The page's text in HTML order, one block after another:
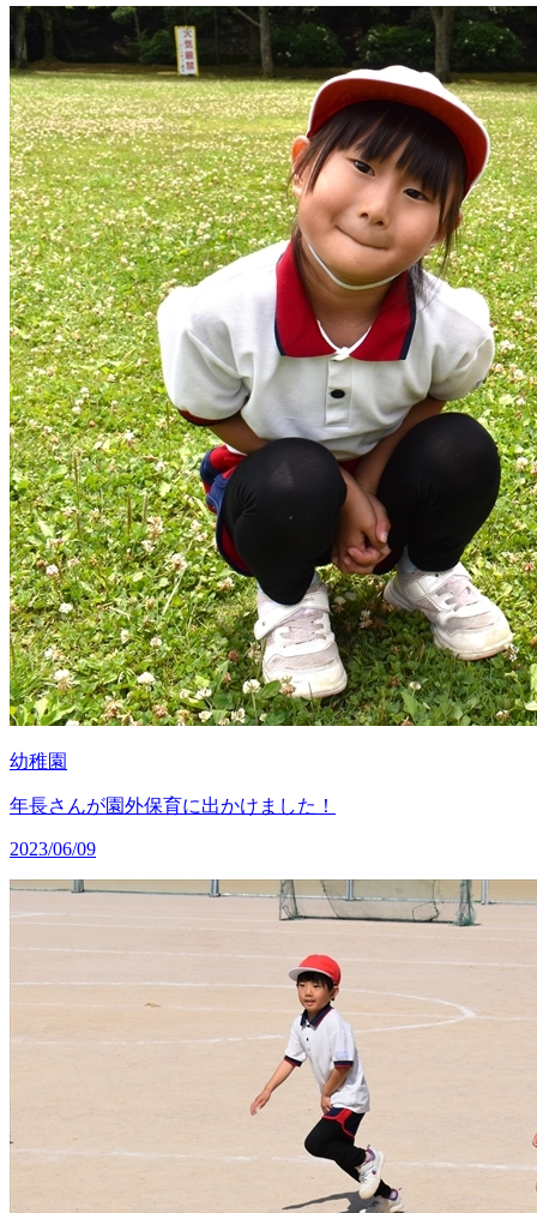
幼稚園
年長さんが園外保育に出かけました！
2023/06/09